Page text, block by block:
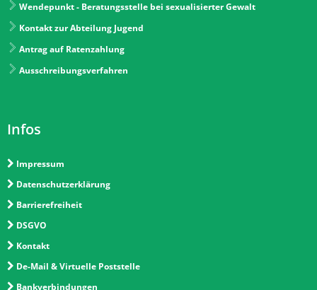
Wendepunkt - Beratungsstelle bei sexualisierter Gewalt
Kontakt zur Abteilung Jugend
Antrag auf Ratenzahlung
Ausschreibungsverfahren
Infos
Impressum
Datenschutzerklärung
Barrierefreiheit
DSGVO
Kontakt
De-Mail & Virtuelle Poststelle
Bankverbindungen